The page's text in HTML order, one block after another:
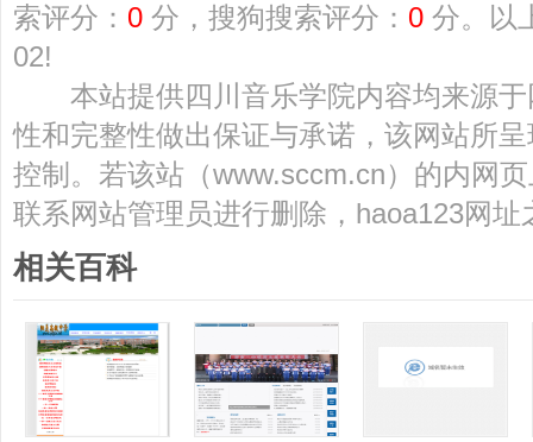
索评分： 0 分，搜狗搜索评分： 0 分。以
02!
本站提供四川音乐学院内容均来源于
性和完整性做出保证与承诺，该网站所
控制。若该站（www.sccm.cn）的内网
联系网站管理员进行删除，haoa123网
相关百科